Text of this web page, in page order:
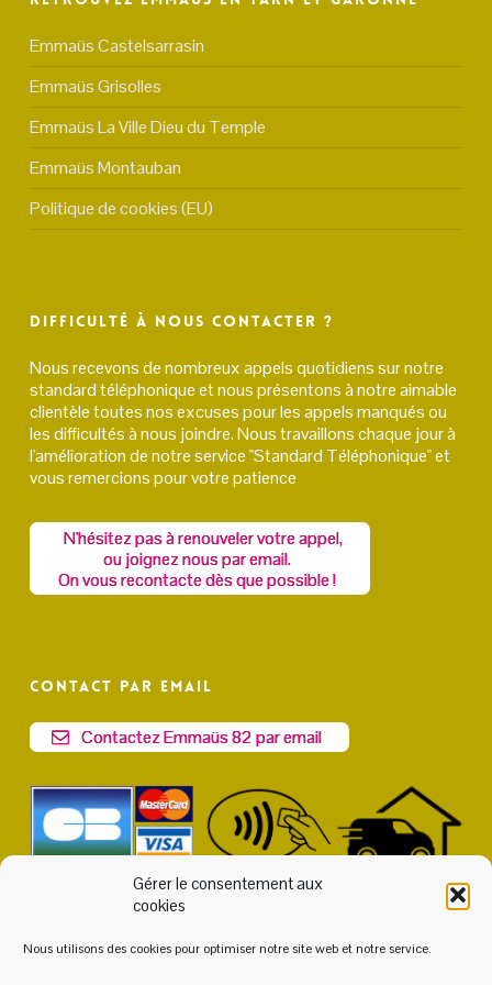
Gérer le consentement aux
cookies
Nous utilisons des cookies pour optimiser notre site web et notre service.
Emmaüs Castelsarrasin
Emmaüs Grisolles
Emmaüs La Ville Dieu du Temple
Emmaüs Montauban
Politique de cookies (EU)
Difficulté à nous contacter ?
Nous recevons de nombreux appels quotidiens sur notre
standard téléphonique et nous présentons à notre aimable
clientèle toutes nos excuses pour les appels manqués ou
les difficultés à nous joindre. Nous travaillons chaque jour à
l'amélioration de notre service "Standard Téléphonique" et
vous remercions pour votre patience
N'hésitez pas à renouveler votre appel,
ou joignez nous par email.
On vous recontacte dès que possible !
Contact par email
Contactez Emmaüs 82 par email